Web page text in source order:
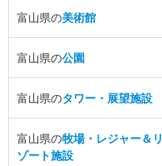
富山県の美術館
富山県の公園
富山県のタワー・展望施設
富山県の牧場・レジャー＆リ
ゾート施設